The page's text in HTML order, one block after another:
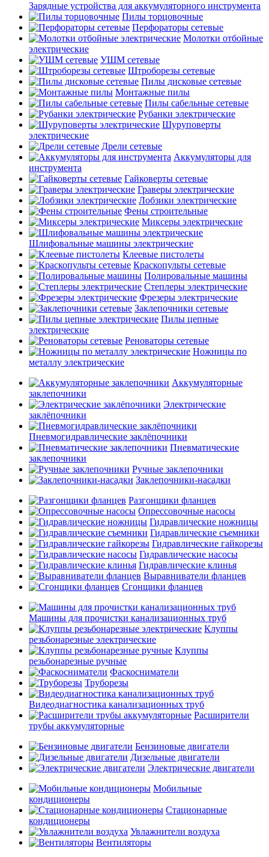
Зарядные устройства для аккумуляторного инструмента
Пилы торцовочные
Перфораторы сетевые
Молотки отбойные
электрические
УШМ сетевые
Штроборезы сетевые
Пилы дисковые сетевые
Монтажные пилы
Пилы сабельные сетевые
Рубанки электрические
Шуруповерты
электрические
Дрели сетевые
Аккумуляторы для
инструмента
Гайковерты сетевые
Граверы электрические
Лобзики электрические
Фены строительные
Миксеры электрические
Шлифовальные машины электрические
Клеевые пистолеты
Краскопульты сетевые
Полировальные машины
Степлеры электрические
Фрезеры электрические
Заклепочники сетевые
Пилы цепные
электрические
Реноваторы сетевые
Ножницы по
металлу электрические
Аккумуляторные
заклепочники
Электрические
заклёпочники
Пневмогидравлические заклёпочники
Пневматические
заклепочники
Ручные заклепочники
Заклепочники-насадки
Разгонщики фланцев
Опрессовочные насосы
Гидравлические ножницы
Гидравлические съемники
Гидравлические гайкорезы
Гидравлические насосы
Гидравлические клинья
Выравниватели фланцев
Сгонщики фланцев
Машины для прочистки канализационных труб
Клуппы
резьбонарезные электрические
Клуппы
резьбонарезные ручные
Фаскосниматели
Труборезы
Видеодиагностика канализационных труб
Расширители
трубы аккумуляторные
Бензиновые двигатели
Дизельные двигатели
Электрические двигатели
Мобильные
кондиционеры
Стационарные
кондиционеры
Увлажнители воздуха
Вентиляторы